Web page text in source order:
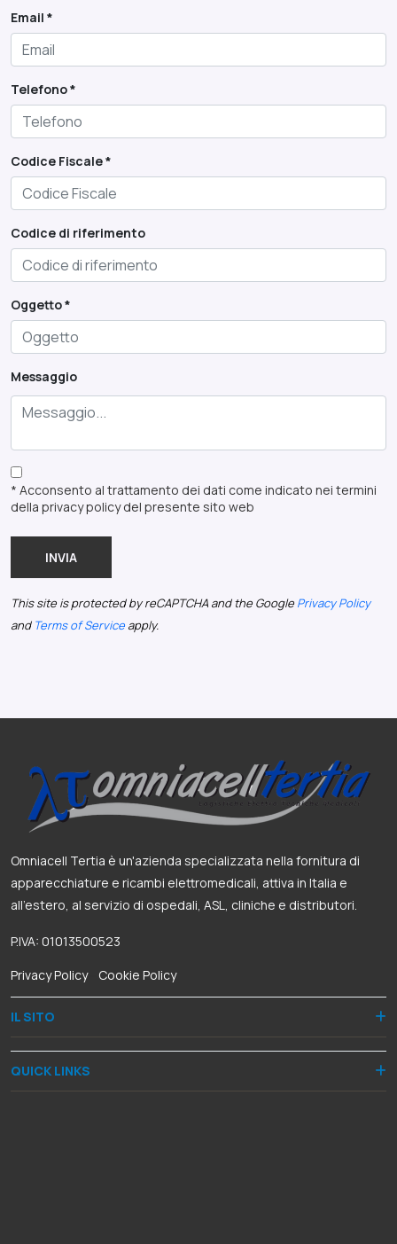
Email *
Telefono *
Codice Fiscale *
Codice di riferimento
Oggetto *
Messaggio
* Acconsento al trattamento dei dati come indicato nei termini
della privacy policy del presente sito web
INVIA
This site is protected by reCAPTCHA and the Google Privacy Policy
and Terms of Service apply.
Omniacell Tertia è un'azienda specializzata nella fornitura di
apparecchiature e ricambi elettromedicali, attiva in Italia e
all’estero, al servizio di ospedali, ASL, cliniche e distributori.
P.IVA: 01013500523
Privacy Policy- Cookie Policy
IL SITO
QUICK LINKS